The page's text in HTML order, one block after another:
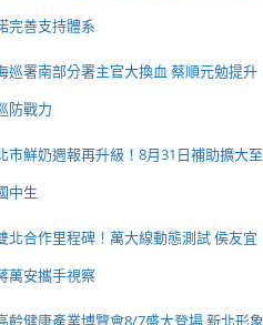
完善支持體系
巡署南部分署主官大換血 蔡順元勉提升
防戰力
市鮮奶週報再升級！8月31日補助擴大至
中生
北合作里程碑！萬大線動態測試 侯友宜
萬安攜手視察
齡健康產業博覽會8/7盛大登場 新北形象